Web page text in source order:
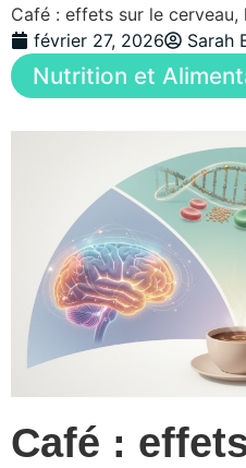
Café : effets sur le
février 27, 2026
Sarah
Nutrition et
Café :